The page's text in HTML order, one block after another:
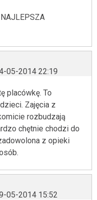
05-2014 22:19
placówkę. To
Zajęcia z
rozbudzają
chętnie chodzi do
z opieki
05-2014 15:52